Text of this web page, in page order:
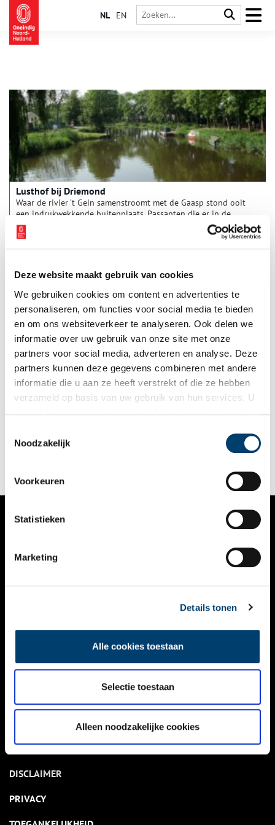
Deze website maakt gebruik van cookies
We gebruiken cookies om content en advertenties te
personaliseren, om functies voor social media te bieden
en om ons websiteverkeer te analyseren. Ook delen we
informatie over uw gebruik van onze site met onze
partners voor social media, adverteren en analyse. Deze
partners kunnen deze gegevens combineren met andere
informatie die u aan ze heeft verstrekt of die ze hebben
verzameld op basis van uw gebruik van hun services. U
Noodzakelijk
Voorkeuren
Statistieken
Marketing
Details tonen
Alle cookies toestaan
Selectie toestaan
Alleen noodzakelijke cookies
NL EN
Lusthof bij Driemond
Waar de rivier ’t Gein samenstroomt met de Gaasp stond ooit
een indrukwekkende buitenplaats. Passanten die er in de
trekschuit langs voeren vergaapten zich, zoveel pracht en praal
zag je daar. In Driemond.
Amsterdam bouwt tot pal aan de provinciegrens
Waar ooit het Bijlmermeer klotste is een complete stad
verrezen: Amsterdam-Zuidoost. Pal aan de provinciegrens. Het
NIEUWS
KALENDER
ACTIVITEITEN
NIEUWSBRIEF
DISCLAIMER
PRIVACY